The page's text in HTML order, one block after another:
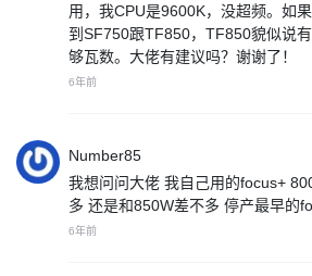
用，我CPU是9600K，没超频。如
到SF750跟TF850，TF850貌似说
够瓦数。大佬有建议吗？谢谢了！
6年前
Number85
我想问问大佬 我自己用的focus+
多 还是和850W差不多 停产最早的
6年前